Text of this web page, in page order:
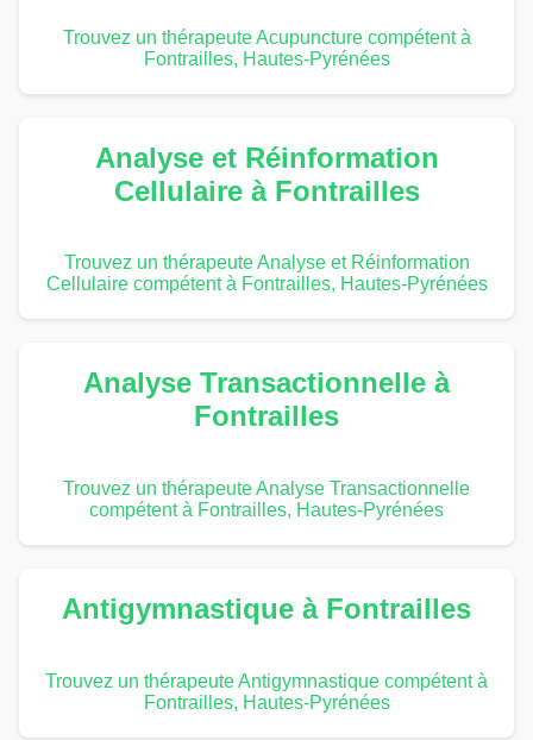
Trouvez un thérapeute Acupuncture compétent à
Fontrailles, Hautes-Pyrénées
Analyse et Réinformation
Cellulaire à Fontrailles
Trouvez un thérapeute Analyse et Réinformation
Cellulaire compétent à Fontrailles, Hautes-Pyrénées
Analyse Transactionnelle à
Fontrailles
Trouvez un thérapeute Analyse Transactionnelle
compétent à Fontrailles, Hautes-Pyrénées
Antigymnastique à Fontrailles
Trouvez un thérapeute Antigymnastique compétent à
Fontrailles, Hautes-Pyrénées